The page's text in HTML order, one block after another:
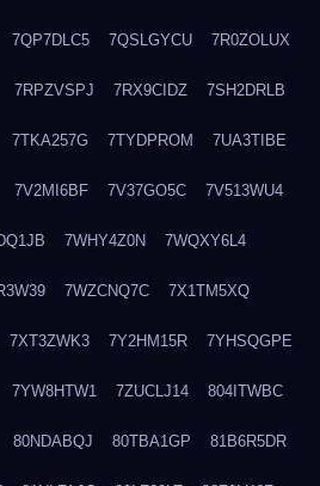
7QP7DLC5 7QSLGYCU 7R0ZOLUX
7RPZVSPJ 7RX9CIDZ 7SH2DRLB
7TKA257G 7TYDPROM 7UA3TIBE
7V2MI6BF 7V37GO5C 7V513WU4
7WHY4Z0N 7WQXY6L4
7WZCNQ7C 7X1TM5XQ
7XT3ZWK3 7Y2HM15R 7YHSQGPE
7YW8HTW1 7ZUCLJ14 804ITWBC
80NDABQJ 80TBA1GP 81B6R5DR